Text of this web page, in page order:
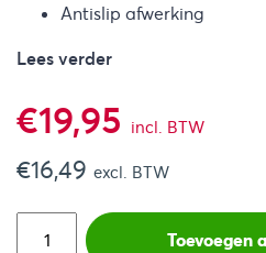
Antislip afwerking
Lees verder
€19,95 incl. BTW
€16,49 excl. BTW
Toevoegen